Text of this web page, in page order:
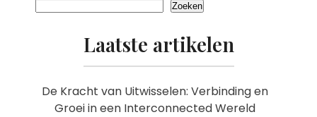
Zoeken
Laatste artikelen
De Kracht van Uitwisselen: Verbinding en
Groei in een Interconnected Wereld